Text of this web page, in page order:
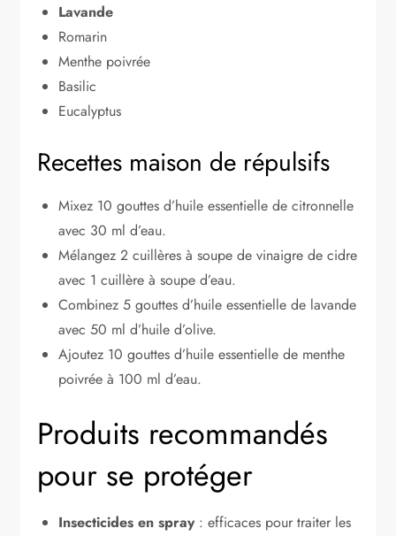
Lavande
Romarin
Menthe poivrée
Basilic
Eucalyptus
Recettes maison de répulsifs
Mixez 10 gouttes d’huile essentielle de citronnelle
avec 30 ml d’eau.
Mélangez 2 cuillères à soupe de vinaigre de cidre
avec 1 cuillère à soupe d’eau.
Combinez 5 gouttes d’huile essentielle de lavande
avec 50 ml d’huile d’olive.
Ajoutez 10 gouttes d’huile essentielle de menthe
poivrée à 100 ml d’eau.
Produits recommandés
pour se protéger
Insecticides en spray: efficaces pour traiter les